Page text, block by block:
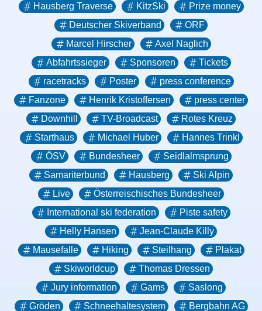
Hausberg Traverse
KitzSki
Prize money
Deutscher Skiverband
ORF
Marcel Hirscher
Axel Naglich
Abfahrtssieger
Sponsoren
Tickets
racetracks
Poster
press conference
Fanzone
Henrik Kristoffersen
press center
Downhill
TV-Broadcast
Rotes Kreuz
Starthaus
Michael Huber
Hannes Trinkl
ÖSV
Bundesheer
Seidlalmsprung
Samariterbund
Hausberg
Ski Alpin
Live
Österreischisches Bundesheer
International ski federation
Piste safety
Helly Hansen
Jean-Claude Killy
Mausefalle
Hiking Steilhang
Plakat
Skiworldcup
Thomas Dressen
Jury information
Gams
Saslong
Gröden
Schneehaltesystem Bergbahn AG